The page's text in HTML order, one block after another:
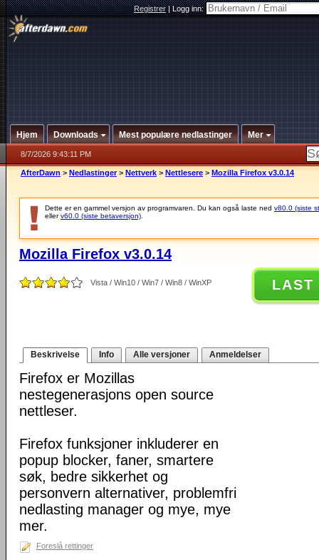
Registrer|Logg inn:
Hjem Downloads Mest populære nedlastinger Mer
8/7/2026 9:43:11 PM
AfterDawn > Nedlastinger > Nettverk > Nettlesere > Mozilla Firefox v3.0.14
Dette er en gammel versjon av programvaren. Du kan også laste ned v80.0 (siste
ellerv60.0 (siste betaversjon)
Mozilla Firefox v3.0.14
Vista / Win10 / Win7 / Win8 / WinXP LAST
Beskrivelse Info Alle versjoner Anmeldelser
Firefox er Mozillas
nestegenerasjons open source
nettleser.
Firefox funksjoner inkluderer en
popup blocker, faner, smartere
søk, bedre sikkerhet og
personvern alternativer, problemfri
nedlasting manager og mye, mye
mer.
Foreslå rettinger